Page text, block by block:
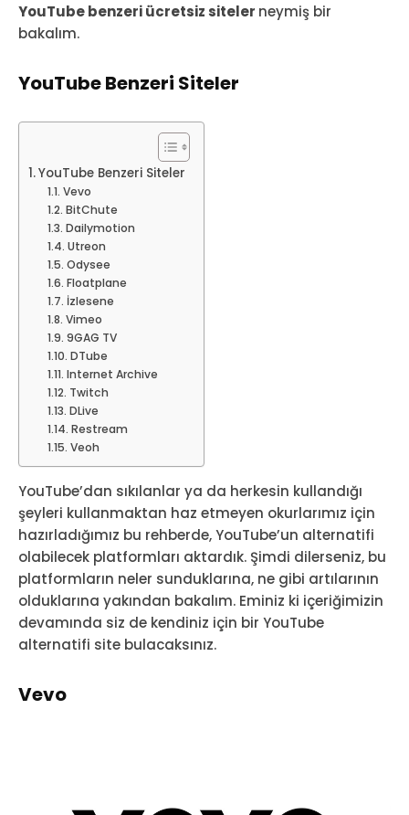
YouTube benzeri ücretsiz siteler neymiş bir
bakalım.
YouTube Benzeri Siteler
YouTube Benzeri Siteler
Vevo
BitChute
Dailymotion
Utreon
Odysee
Floatplane
İzlesene
Vimeo
9GAG TV
DTube
Internet Archive
Twitch
DLive
Restream
Veoh
YouTube’dan sıkılanlar ya da herkesin kullandığı
şeyleri kullanmaktan haz etmeyen okurlarımız için
hazırladığımız bu rehberde, YouTube’un alternatifi
olabilecek platformları aktardık. Şimdi dilerseniz, bu
platformların neler sunduklarına, ne gibi artılarının
olduklarına yakından bakalım. Eminiz ki içeriğimizin
devamında siz de kendiniz için bir YouTube
alternatifi site bulacaksınız.
Vevo